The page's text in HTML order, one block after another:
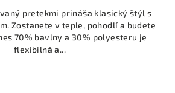
pretekmi prináša klasický štýl s
Zostanete v teple, pohodlí a budete
70% bavlny a 30% polyesteru je
flexibilná a...